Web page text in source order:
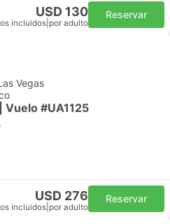
USD 130
incluidos por adulto
Reservar
Vegas
Vuelo #UA1125
USD 276
incluidos por adulto
Reservar